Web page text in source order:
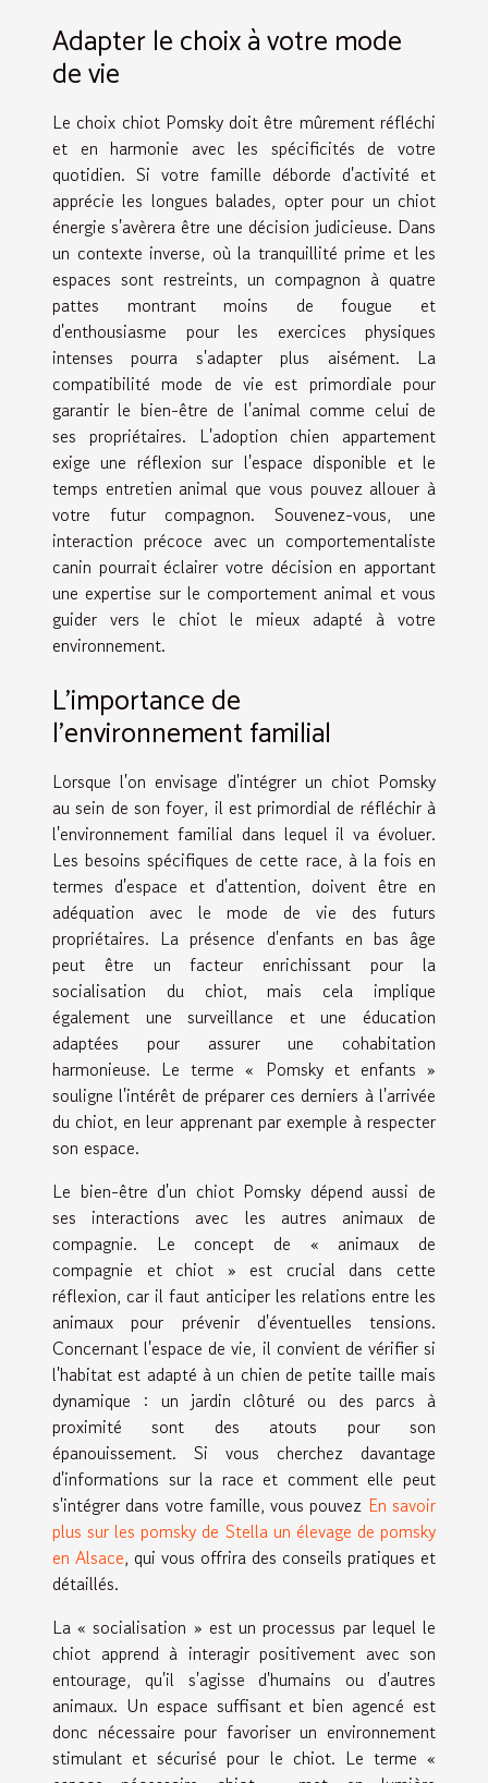
Adapter le choix à votre mode
de vie
Le choix chiot Pomsky doit être mûrement réfléchi
et en harmonie avec les spécificités de votre
quotidien. Si votre famille déborde d'activité et
apprécie les longues balades, opter pour un chiot
énergie s'avèrera être une décision judicieuse. Dans
un contexte inverse, où la tranquillité prime et les
espaces sont restreints, un compagnon à quatre
pattes montrant moins de fougue et
d'enthousiasme pour les exercices physiques
intenses pourra s'adapter plus aisément. La
compatibilité mode de vie est primordiale pour
garantir le bien-être de l'animal comme celui de
ses propriétaires. L'adoption chien appartement
exige une réflexion sur l'espace disponible et le
temps entretien animal que vous pouvez allouer à
votre futur compagnon. Souvenez-vous, une
interaction précoce avec un comportementaliste
canin pourrait éclairer votre décision en apportant
une expertise sur le comportement animal et vous
guider vers le chiot le mieux adapté à votre
environnement.
L'importance de
l'environnement familial
Lorsque l'on envisage d'intégrer un chiot Pomsky
au sein de son foyer, il est primordial de réfléchir à
l'environnement familial dans lequel il va évoluer.
Les besoins spécifiques de cette race, à la fois en
termes d'espace et d'attention, doivent être en
adéquation avec le mode de vie des futurs
propriétaires. La présence d'enfants en bas âge
peut être un facteur enrichissant pour la
socialisation du chiot, mais cela implique
également une surveillance et une éducation
adaptées pour assurer une cohabitation
harmonieuse. Le terme « Pomsky et enfants »
souligne l'intérêt de préparer ces derniers à l'arrivée
du chiot, en leur apprenant par exemple à respecter
son espace.
Le bien-être d'un chiot Pomsky dépend aussi de
ses interactions avec les autres animaux de
compagnie. Le concept de « animaux de
compagnie et chiot » est crucial dans cette
réflexion, car il faut anticiper les relations entre les
animaux pour prévenir d'éventuelles tensions.
Concernant l'espace de vie, il convient de vérifier si
l'habitat est adapté à un chien de petite taille mais
dynamique : un jardin clôturé ou des parcs à
proximité sont des atouts pour son
épanouissement. Si vous cherchez davantage
d'informations sur la race et comment elle peut
s'intégrer dans votre famille, vous pouvez En savoir
plus sur les pomsky de Stella un élevage de pomsky
en Alsace, qui vous offrira des conseils pratiques et
détaillés.
La « socialisation » est un processus par lequel le
chiot apprend à interagir positivement avec son
entourage, qu'il s'agisse d'humains ou d'autres
animaux. Un espace suffisant et bien agencé est
donc nécessaire pour favoriser un environnement
stimulant et sécurisé pour le chiot. Le terme «